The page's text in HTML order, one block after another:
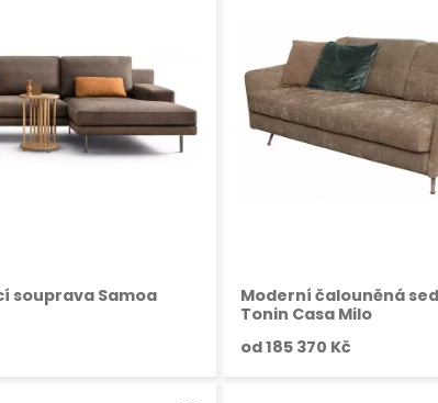
souprava Samoa
Moderní čalouněná
Tonin Casa Milo
od185 370 Kč